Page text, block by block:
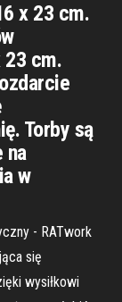
x 23 cm.
23 cm.
Torby są
na
w
- RATwork
się
wysiłkowi